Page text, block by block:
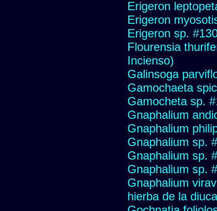
Erigeron
Erigeron
Erigeron sp.
Flourensia
Incienso)
Galinsoga
Gamochaeta
Gamocheta sp.
Gnaphalium
Gnaphalium
Gnaphalium sp.
Gnaphalium sp.
Gnaphalium sp.
Gnaphalium
hierba de la